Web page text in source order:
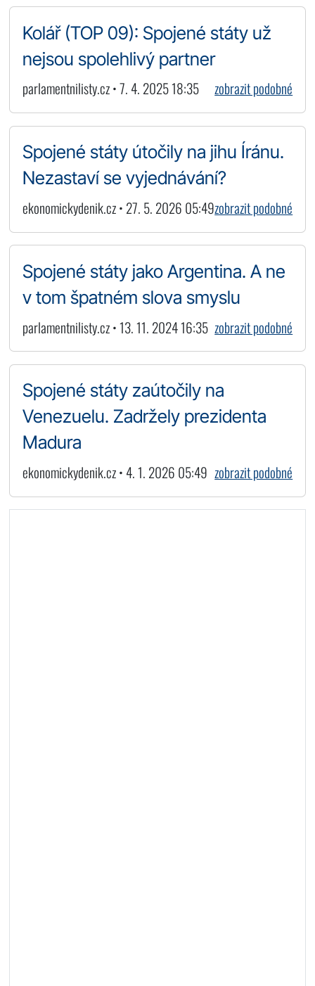
Kolář (TOP 09): Spojené státy už
nejsou spolehlivý partner
parlamentnilisty.cz • 7. 4. 2025 18:35 zobrazit podobné
Spojené státy útočily na jihu Íránu.
Nezastaví se vyjednávání?
ekonomickydenik.cz • 27. 5. 2026 05:49zobrazit podobné
Spojené státy jako Argentina. A ne
v tom špatném slova smyslu
parlamentnilisty.cz • 13. 11. 2024 16:35 zobrazit podobné
Spojené státy zaútočily na
Venezuelu. Zadržely prezidenta
Madura
ekonomickydenik.cz • 4. 1. 2026 05:49 zobrazit podobné